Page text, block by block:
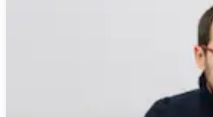
Les entreprises peuvent récompenser la régularité de
réduire l'absentéisme et de soutenir la productivité de
les collaborateurs sont éligibles à une prime
supplémentaires en fin d'année s'ils n'ont pas pris de
Les secteurs d'activité où la stabilité des effectifs est
Effectifs horaires ou postés pour lesquels une seule